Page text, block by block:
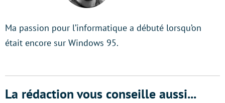
Ma passion pour l’informatique a débuté lorsqu’on
était encore sur Windows 95.
La rédaction vous conseille aussi...